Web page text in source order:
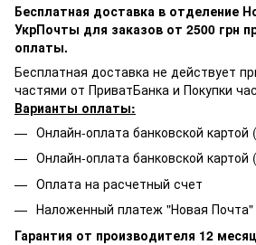
Бесплатная доставка в отделение
УкрПочты для заказов от 2500 грн
оплаты.
Бесплатная доставка не действует
частями от ПриватБанка и Покупки
Варианты оплаты:
Онлайн-оплата банковской картой
Онлайн-оплата банковской картой
Оплата на расчетный счет
Наложенный платеж "Новая Почта"
Гарантия от производителя 12